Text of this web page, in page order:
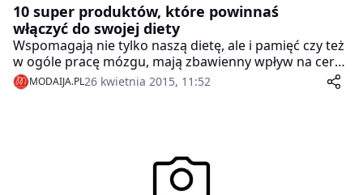
10 super produktów, które powinnaś
włączyć do swojej diety
Wspomagają nie tylko naszą dietę, ale i pamięć czy też
w ogóle pracę mózgu, mają zbawienny wpływ na cerę i
włosy. Oto 10 super produktów, które powinnaś
włączyć do swojej codziennej diety!
MODAIJA.PL26 kwietnia 2015, 11:52